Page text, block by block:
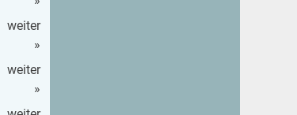
wei­ter
»
wei­ter
»